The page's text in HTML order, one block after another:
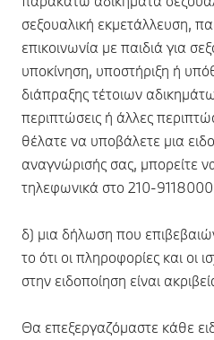
σεξουαλική εκμετάλλευση,
επικοινωνία με παιδιά για
υποκίνηση, υποστήριξη ή
διάπραξης τέτοιων
περιπτώσεις ή άλλες
θέλατε να υποβάλετε μια
αναγνώρισής σας, μπορείτε
τηλεφωνικά στο 210-
δ) μια δήλωση που
το ότι οι πληροφορίες και οι
στην ειδοποίηση είναι
Θα επεξεργαζόμαστε κάθε